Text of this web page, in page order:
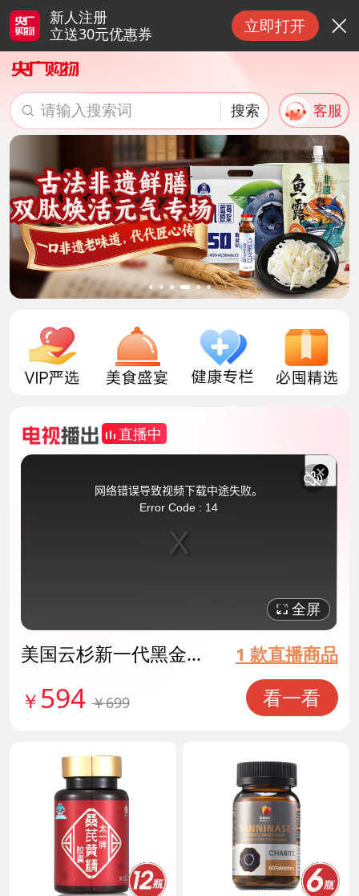
新人注册
立送30元优惠券
立即打开 
 请输入搜索词 搜索 搜索 客服
直播中
This
is
网络错误导致视频下载中途失败。
Error Code : 14
关
全屏
美国云杉新一代黑金原
1 款直播商品
￥ 594 ￥699 看一看